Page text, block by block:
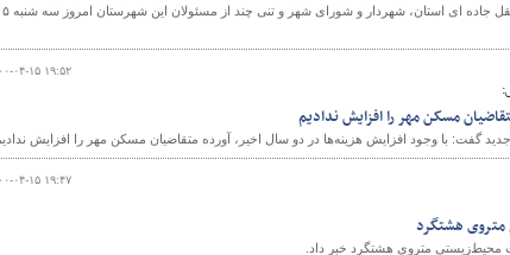
نظام مهندسی ساختمان، معاون اداره کل راهداری و حمل و نقل جاده ای استان، شهردار و
۱۴۰۰-۰۴-۱۵
مسکن مهر را افزایش ندادیم
گفت: با وجود افزایش هزینه‌ها در دو سال اخیر، آورده متقاضیان مسکن مهر را افزایش
۱۴۰۰-۰۴-۱۵
هشتگرد
محیط‌زیستی متروی هشتگرد خبر داد.